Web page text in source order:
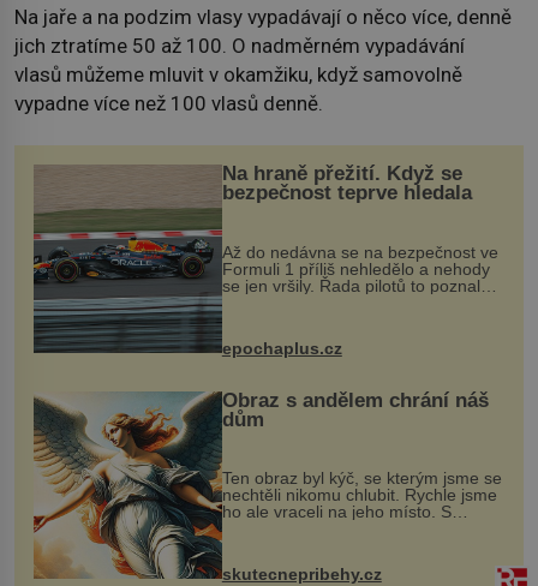
Na jaře a na podzim vlasy vypadávají o něco více, denně
jich ztratíme 50 až 100. O nadměrném vypadávání
vlasů můžeme mluvit v okamžiku, když samovolně
vypadne více než 100 vlasů denně.
Na hraně přežití. Když se
bezpečnost teprve hledala
Až do nedávna se na bezpečnost ve
Formuli 1 příliš nehledělo a nehody
se jen vršily. Řada pilotů to poznala
na vlastní kůži, často s trvalými
následky nebo bohužel i ztrátou
života. Dnes nepochopiteln...
epochaplus.cz
Obraz s andělem chrání náš
dům
Ten obraz byl kýč, se kterým jsme se
nechtěli nikomu chlubit. Rychle jsme
ho ale vraceli na jeho místo. S
manželem Vaškem jsme si pořídili
chaloupku, takový domek na severu
Čech, kde jsme si naplánova...
skutecnepribehy.cz